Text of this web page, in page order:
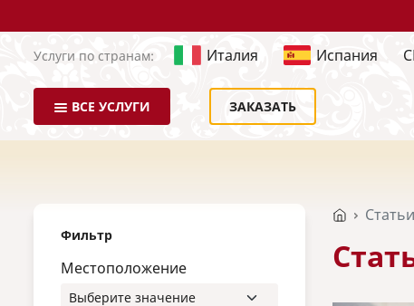
Услуги по странам: Италия Испания
ВСЕ УСЛУГИ ЗАКАЗАТЬ
Фильтр
Местоположение
Статьи